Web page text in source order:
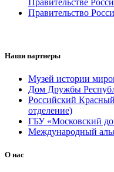
Правительство
Наши партнеры
Музей истории
Дом Дружбы
Российский
отделение)
ГБУ «Московский
Международный
О нас